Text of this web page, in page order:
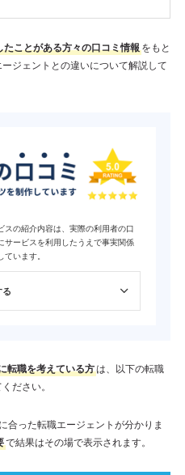
たことがある方々の口コミ情報をもと
ジェントとの違いについて解説して
の紹介内容は、実際の利用者の口
サービスを利用したうえで事実関係
います。
る
転職を考えている方は、以下の転職
ださい。
合った転職エージェントが分かりま
で結果はその場で表示されます。